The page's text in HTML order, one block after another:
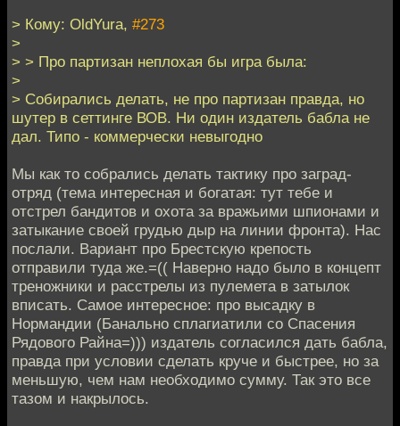
> Кому: OldYura, #273
>
> > Про партизан неплохая бы игра была:
>
> Собирались делать, не про партизан правда, но
шутер в сеттинге ВОВ. Ни один издатель бабла не
дал. Типо - коммерчески невыгодно
Мы как то собрались делать тактику про заград-
отряд (тема интересная и богатая: тут тебе и
отстрел бандитов и охота за вражьими шпионами и
затыкание своей грудью дыр на линии фронта). Нас
послали. Вариант про Брестскую крепость
отправили туда же.=(( Наверно надо было в концепт
треножники и расстрелы из пулемета в затылок
вписать. Самое интересное: про высадку в
Нормандии (Банально сплагиатили со Спасения
Рядового Райна=))) издатель согласился дать бабла,
правда при условии сделать круче и быстрее, но за
меньшую, чем нам необходимо сумму. Так это все
тазом и накрылось.